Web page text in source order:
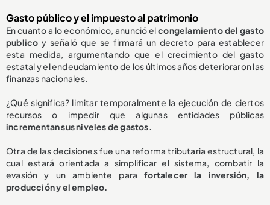
Gasto público y el impuesto al patrimonio
En cuanto a lo económico, anunció elcongelamiento del gasto
publico y señaló que se firmará un decreto para establecer
esta medida, argumentando que el crecimiento del gasto
estatal y el endeudamiento de los últimos años deterioraron las
finanzas nacionales.
¿Qué significa? limitar temporalmente la ejecución de ciertos
recursos o impedir que algunas entidades públicas
incrementan sus niveles de gastos.
Otra de las decisiones fue una reforma tributaria estructural, la
cual estará orientada a simplificar el sistema, combatir la
evasión y un ambiente parafortalecer la inversión, la
producción y el empleo.